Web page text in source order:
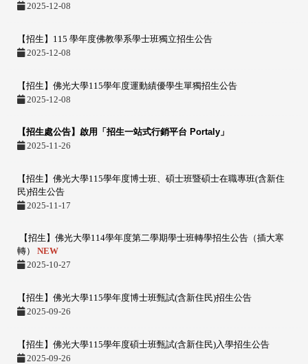
2025-12-08
【招生】115 學年度佛教學系學士班獨立招生公告
2025-12-08
【招生】佛光大學115學年度運動績優學生單獨招生公告
2025-12-08
【招生處公告】啟用「招生一站式行銷平台 Portaly 」
2025-11-26
【招生】佛光大學115學年度博士班、碩士班暨碩士在職專班(含新住
民)招生公告
2025-11-17
【招生】佛光大學114學年度第二學期學士班轉學招生公告（插大寒
轉）
NEW
2025-10-27
【招生】佛光大學115學年度博士班甄試(含新住民)招生公告
2025-09-26
【招生】佛光大學115學年度碩士班甄試(含新住民)入學招生公告
2025-09-26